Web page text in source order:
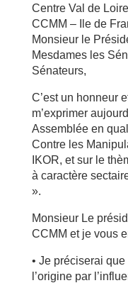
Centre Val de
CCMM – Ile de
Monsieur le
Mesdames les
Sénateurs,
C’est un honneur
m’exprimer
Assemblée en
Contre les
IKOR, et sur le
à caractère
».
Monsieur Le
CCMM et je vous
• Je préciserai
l’origine par